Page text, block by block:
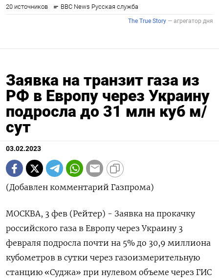
Заявка на транзит газа из
РФ в Европу через Украину
подросла до 31 млн куб м/
сут
03.02.2023
(Добавлен комментарий Газпрома)
МОСКВА, 3 фев (Рейтер) - Заявка на прокачку
российского газа в Европу через Украину 3
февраля подросла почти на 5% до 30,9 миллиона
кубометров в сутки через газоизмерительную
станцию «Суджа» при нулевом объеме через ГИС